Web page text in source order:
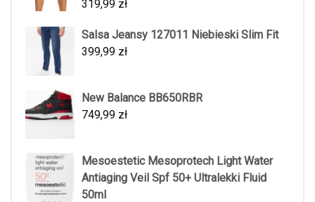
319,99 zł
Salsa Jeansy 127011 Niebieski Slim Fit
399,99 zł
New Balance BB650RBR
749,99 zł
Mesoestetic Mesoprotech Light Water
Antiaging Veil Spf 50+ Ultralekki Fluid
50ml